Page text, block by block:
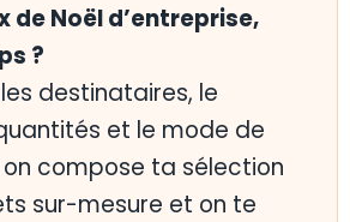
de Noël d’entreprise,
?
destinataires, le
et le mode de
compose ta sélection
sur-mesure et on te